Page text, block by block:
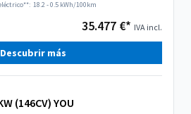
18.2 - 0.5 kWh/100km
35.477 €* IVA incl.
Descubrir más
(146CV) YOU